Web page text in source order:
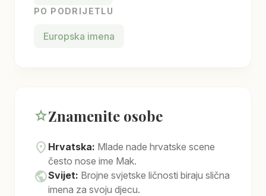
PO PODRIJETLU
Europska imena
starZnamenite osobe
location_on Hrvatska: Mlade nade hrvatske scene
često nose ime Mak.
publicSvijet: Brojne svjetske ličnosti biraju slična
imena za svoju djecu.